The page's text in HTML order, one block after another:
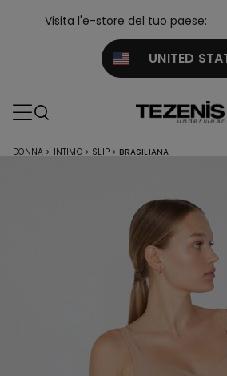
Visita l'e-store del tuo paese:
UNITED
DONNA > INTIMO > SLIP > BRASILIANA